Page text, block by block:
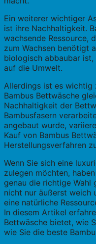
Ein weiterer wichtiger
ist ihre Nachhaltigkeit.
wachsende Ressource,
zum Wachsen benötigt
biologisch abbaubar
auf die Umwelt.
Allerdings ist es wichtig
Bambus Bettwäsche
Nachhaltigkeit der
Bambusfasern
angebaut wurde,
Kauf von Bambus
Herstellungsverfahren
Wenn Sie sich eine
zulegen möchten,
genau die richtige Wahl
nicht nur äußerst weich
eine natürliche
In diesem Artikel
Bettwäsche bietet, wie
wie Sie die beste